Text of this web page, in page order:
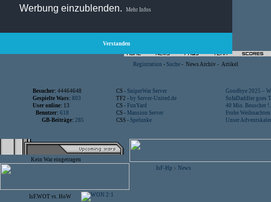
Werbung einzublenden.
Mehr Infos
Verstanden
Registration - Suche - News Archiv - Artikel
Besucher: 44464648 CS - SniperWar Server
Goodbye 2025 –
Gespielte Wars: 803 TF2 - by Server-United.de
SofaDaddler goes
User online: 13 CS - FunYard
40 Mio. Beuscher
Benutzer: 618 CS - Mansion Server
Frohe
GB-Beiträge: 285 CSS - Spelunke Unser
Kein War eingetragen
IsF.WOT vs. HoW 2:1
IsF-Hp > News